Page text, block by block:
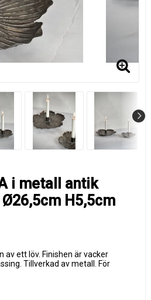
i metall antik
H5,5cm
av ett löv. Finishen är vacker
Tillverkad av metall. För